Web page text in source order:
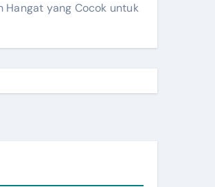
Hangat yang Cocok untuk